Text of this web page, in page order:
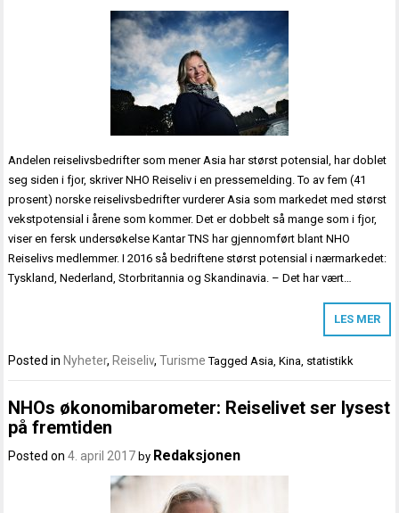
Andelen reiselivsbedrifter som mener Asia har størst potensial, har doblet
seg siden i fjor, skriver NHO Reiseliv i en pressemelding. To av fem (41
prosent) norske reiselivsbedrifter vurderer Asia som markedet med størst
vekstpotensial i årene som kommer. Det er dobbelt så mange som i fjor,
viser en fersk undersøkelse Kantar TNS har gjennomført blant NHO
Reiselivs medlemmer. I 2016 så bedriftene størst potensial i nærmarkedet:
Tyskland, Nederland, Storbritannia og Skandinavia. – Det har vært…
LES MER
Posted in Nyheter, Reiseliv,Turisme Tagged Asia ,Kina statistikk
NHOs økonomibarometer: Reiselivet ser lysest
på fremtiden
Posted on4. april 2017 by Redaksjonen